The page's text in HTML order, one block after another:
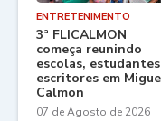
ENTRETENIMENTO
3ª FLICALMON
começa reunindo
escolas,
escritores em
Calmon
07 de Agosto de 2026